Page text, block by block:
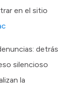
en el sitio
detrás
silencioso
la